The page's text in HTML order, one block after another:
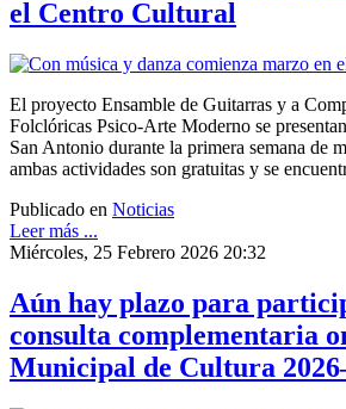
el Centro Cultural
El proyecto Ensamble de Guitarras y a
Folclóricas Psico-Arte Moderno se
San Antonio durante la primera semana de
ambas actividades son gratuitas y se
Publicado en Noticias
Leer más ...
Miércoles, 25 Febrero 2026 20:32
Aún hay plazo para
consulta complementaria
Municipal de Cultura